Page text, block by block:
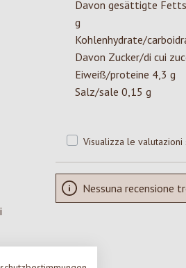
Davon gesättigte
g
Kohlenhydrate/
Davon Zucker/di cui
Eiweiß/proteine 4,3 g
Salz/sale 0,15 g
Visualizza le
Nessuna recensione